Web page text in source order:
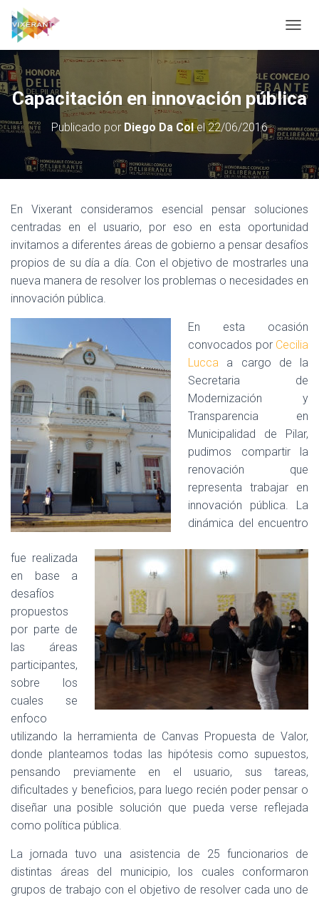
Capacitación en innovación pública
Publicado por Diego Da Colel22/06/2016
En Vixerant consideramos esencial pensar soluciones
centradas en el usuario, por eso en esta oportunidad
invitamos a diferentes áreas de gobierno a pensar desafíos
propios de su día a día. Con el objetivo de mostrarles una
nueva manera de resolver los problemas o necesidades en
innovación pública.
En esta ocasión
convocados por Cecilia
Lucca a cargo de la
Secretaria de
Modernización y
Transparencia en
Municipalidad de Pilar,
pudimos compartir la
renovación que
representa trabajar en
innovación pública. La
dinámica del encuentro
fue realizada
en base a
desafíos
propuestos
por parte de
las áreas
participantes,
sobre los
cuales se
enfoco
utilizando la herramienta de Canvas Propuesta de Valor,
donde planteamos todas las hipótesis como supuestos,
pensando previamente en el usuario, sus tareas,
dificultades y beneficios, para luego recién poder pensar o
diseñar una posible solución que pueda verse reflejada
como política pública.
La jornada tuvo una asistencia de 25 funcionarios de
distintas áreas del municipio, los cuales conformaron
grupos de trabajo con el objetivo de resolver cada uno de